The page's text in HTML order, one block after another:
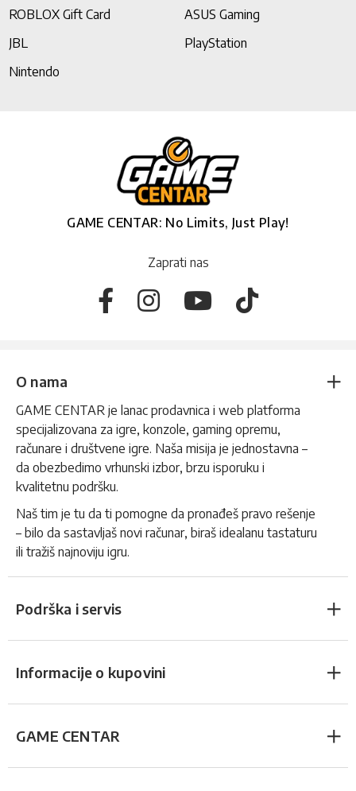
ROBLOX Gift Card
ASUS Gaming
JBL
PlayStation
Nintendo
GAME CENTAR: No Limits, Just Play!
Zaprati nas
O nama
GAME CENTAR je lanac prodavnica i web platforma
specijalizovana za igre, konzole, gaming opremu,
računare i društvene igre. Naša misija je jednostavna –
da obezbedimo vrhunski izbor, brzu isporuku i
kvalitetnu podršku.
Naš tim je tu da ti pomogne da pronađeš pravo rešenje
– bilo da sastavljaš novi računar, biraš idealanu tastaturu
ili tražiš najnoviju igru.
Podrška i servis
Informacije o kupovini
GAME CENTAR